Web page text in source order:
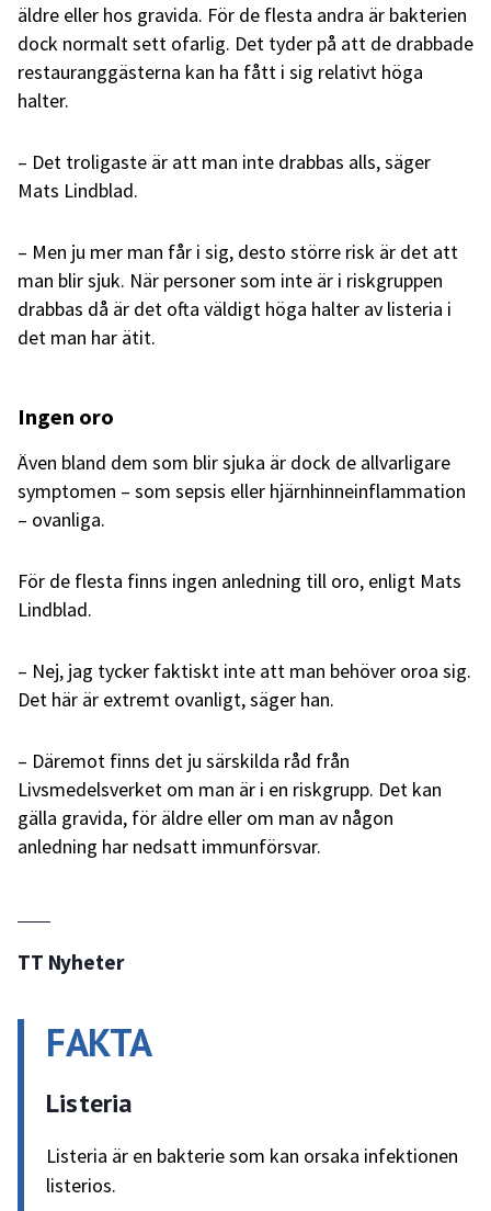
äldre eller hos gravida. För de flesta andra är bakterien
dock normalt sett ofarlig. Det tyder på att de drabbade
restauranggästerna kan ha fått i sig relativt höga
halter.
– Det troligaste är att man inte drabbas alls, säger
Mats Lindblad.
– Men ju mer man får i sig, desto större risk är det att
man blir sjuk. När personer som inte är i riskgruppen
drabbas då är det ofta väldigt höga halter av listeria i
det man har ätit.
Ingen oro
Även bland dem som blir sjuka är dock de allvarligare
symptomen – som sepsis eller hjärnhinneinflammation
– ovanliga.
För de flesta finns ingen anledning till oro, enligt Mats
Lindblad.
– Nej, jag tycker faktiskt inte att man behöver oroa sig.
Det här är extremt ovanligt, säger han.
– Däremot finns det ju särskilda råd från
Livsmedelsverket om man är i en riskgrupp. Det kan
gälla gravida, för äldre eller om man av någon
anledning har nedsatt immunförsvar.
TT Nyheter
FAKTA
Listeria
Listeria är en bakterie som kan orsaka infektionen
listerios.